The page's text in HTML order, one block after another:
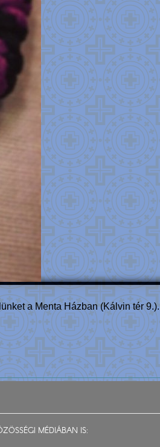
a Menta Házban (Kálvin tér 9.).
MÉDIÁBAN IS: